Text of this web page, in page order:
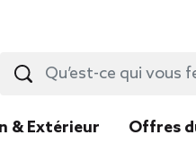
& Extérieur Offres